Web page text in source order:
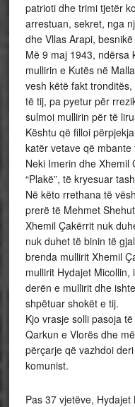
patrioti dhe trimi tjetër
arrestuan, sekret, nga
dhe Vllas Arapi,
Më 9 maj 1943, ndërsa
mullirin e Kutës në
vesh këtë fakt
të tij, pa pyetur për
sulmoi mullirin për të
Kështu që filloi
katër vetave që mbante
Neki Imerin dhe Xhemil
“Plakë”, të kryesuar
Në këto rrethana të
prerë të Mehmet
Xhemil Çakërrit nuk
nuk duhet të binin të
brenda mullirit Xhemil
mullirit Hydajet
derën e mullirit dhe
shpëtuar shokët e tij.
Kjo vrasje solli pasoja
Qarkun e Vlorës dhe
përçarje që vazhdoi
komunist.
Pas 37 vjetëve,